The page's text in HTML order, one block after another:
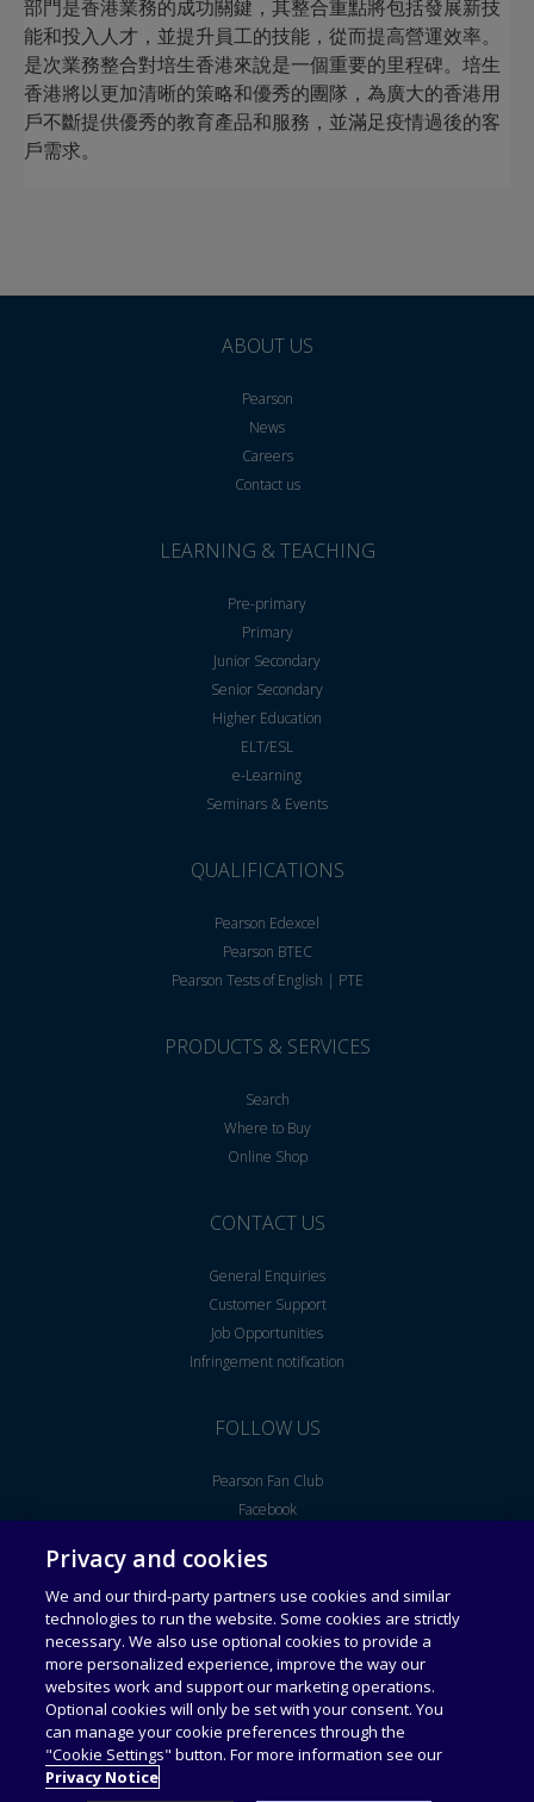
部門是香港業務的成功關鍵，其整合重點將包括發展新技
能和投入人才，並提升員工的技能，從而提高營運效率。
是次業務整合對培生香港來說是一個重要的里程碑。培生
香港將以更加清晰的策略和優秀的團隊，為廣大的香港用
戶不斷提供優秀的教育產品和服務，並滿足疫情過後的客
戶需求。
ABOUT US
Pearson
News
Careers
Contact us
LEARNING & TEACHING
Pre-primary
Primary
Junior Secondary
Senior Secondary
Higher Education
ELT/ESL
e-Learning
Seminars & Events
QUALIFICATIONS
Pearson Edexcel
Pearson BTEC
Pearson Tests of English | PTE
PRODUCTS & SERVICES
Search
Where to Buy
Online Shop
CONTACT US
General Enquiries
Customer Support
Job Opportunities
Infringement notification
FOLLOW US
Pearson Fan Club
Facebook
Legal Notice End User License Agreement
Universal Terms of Service Acceptable Use Policy
Privacy Policy Personal Information Collection
Statement
Privacy and cookies
We and our third-party partners use cookies and similar
technologies to run the website. Some cookies are strictly
necessary. We also use optional cookies to provide a
more personalized experience, improve the way our
websites work and support our marketing operations.
Optional cookies will only be set with your consent. You
can manage your cookie preferences through the
"Cookie Settings" button. For more information see our
Privacy Notice